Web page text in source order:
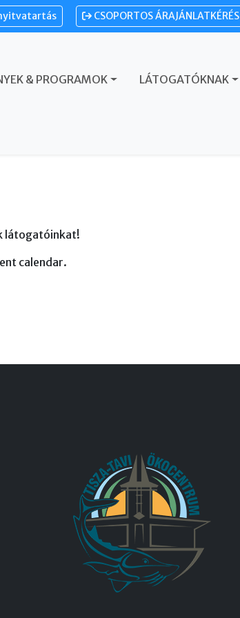
CSOPORTOS ÁRAJÁNLATKÉRÉS
& PROGRAMOK LÁTOGATÓKNAK
látogatóinkat!
calendar.